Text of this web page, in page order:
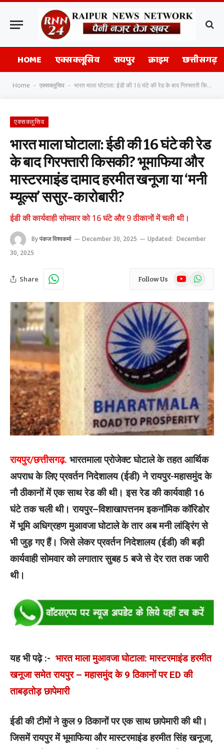
HOME एक्सक्लूसिव रायपुर क्राइम छत्तीसगढ़
Home - एक्सक्लूसिव - भारत माला घोटाला: ईडी की 16 घंटे की रेड के बाद गिरफ्तारी किसकी? भूमाफिया और मास्टरमाइंड दामाद हरमीत खनूजा या ‘मनी म्यूल्स’ ससुर-कारोबारी?
एक्सक्लूसिव
भारत माला घोटाला: ईडी की 16 घंटे की रेड
के बाद गिरफ्तारी किसकी? भूमाफिया और
मास्टरमाइंड दामाद हरमीत खनूजा या ‘मनी
म्यूल्स’ ससुर-कारोबारी?
ईडी की कार्यवाही सोमवार को 16 घंटे और 9 ठीकानों में चली थी।
Byपंकज विश्वकर्मा December 30, 2025 Updated: December
30, 2025
Share Follow Us YouTubeWhatsApp
रायपुर/छत्तीसगढ़. भारतमाला प्रोजेक्ट घोटाले के तहत आर्थिक
अपराध के लिए प्रवर्तन निदेशालय (ईडी) ने रायपुर-महासमुंद के
नौ ठीकानों में एक साथ रेड की थी। इस रेड की कार्यवाही 16
घंटे तक चली थी। रायपुर–विशाखापत्तनम इकनॉमिक कॉरिडोर
में भूमि अधिग्रहण मुआवजा घोटाले के तार अब मनी लांड्रिंग से
भी जुड़ गए हैं। जिसे लेकर प्रवर्तन निदेशालय (ईडी) की बड़ी
कार्यवाही सोमवार को लगातार सुबह 5 बजे से देर रात तक जारी
थी।
यह भी पढ़े :- भारत माला मुआवजा घोटाला: मास्टरमाइंड हरमीत
खनूजा समेत रायपुर – महासमुंद के 9 ठिकानों पर ED की
ताबड़तोड़ छापेमारी
ईडी की टीमों ने कुल 9 ठिकानों पर एक साथ छापेमारी की थी।
जिसमें रायपुर में भूमाफिया और मास्टरमाइंड हरमीत सिंह खनूजा,